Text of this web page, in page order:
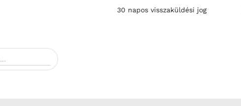
30 napos visszaküldési jog